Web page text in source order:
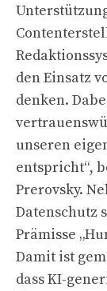
den Einsatz
denken.
unseren
entspricht“,
Prerovsky.
Datenschutz
Prämisse
Damit ist
dass KI-